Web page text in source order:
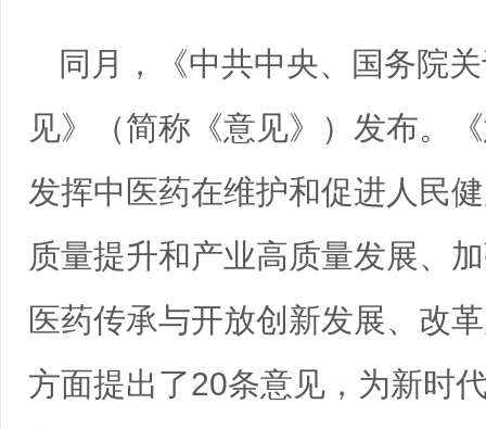
同月，《中共中央、国务院
见》（简称《意见》）发布。
发挥中医药在维护和促进人民
质量提升和产业高质量发展、
医药传承与开放创新发展、改
方面提出了20条意见，为新时